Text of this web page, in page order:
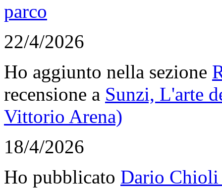
parco
22/4/2026
Ho aggiunto nella sezione
recensione a Sunzi, L'arte
Vittorio Arena)
18/4/2026
Ho pubblicato Dario